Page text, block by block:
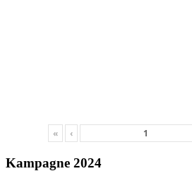
« ‹
Kampagne 2024